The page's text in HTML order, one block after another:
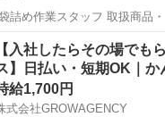
詰め作業スタッフ 取扱商品
齢層 ・・・18～62くらい
～9:00 ◆すぐに面接出来る!
蟹江駅 倉庫 給料
【入社したらその場でも
】日払い・短期OK｜か
給1,700円
式会社GROWAGENCY